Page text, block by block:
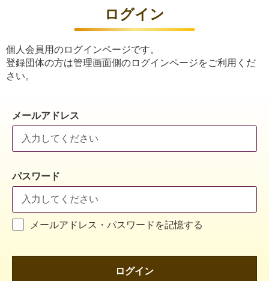
ログイン
個人会員用のログインページです。
登録団体の方は管理画面側のログインページをご利用くだ
さい。
メールアドレス
パスワード
メールアドレス・パスワードを記憶する
ログイン